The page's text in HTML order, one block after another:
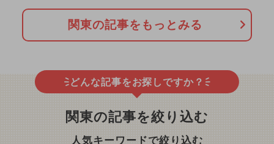
関東の記事をもっとみる
どんな記事をお探しですか？
関東の記事を絞り込む
人気キーワードで絞り込む